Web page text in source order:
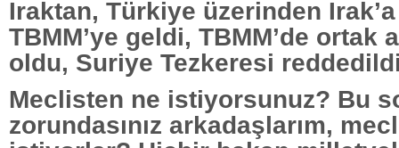
Iraktan, Türkiye üzerinden
TBMM’ye geldi, TBMM’de ortak
oldu, Suriye Tezkeresi
Meclisten ne istiyorsunuz? Bu
zorundasınız arkadaşlarım,